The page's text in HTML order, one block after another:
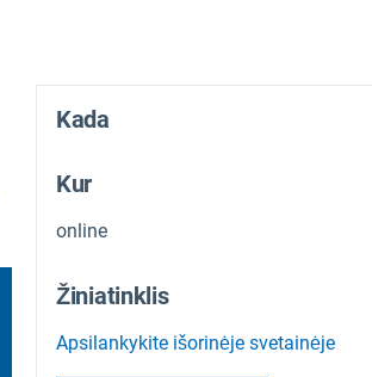
Kada
Kur
online
Žiniatinklis
Apsilankykite išorinėje svetainėje